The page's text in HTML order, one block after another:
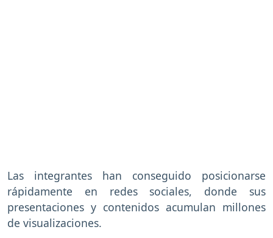
Las integrantes han conseguido posicionarse
rápidamente en redes sociales, donde sus
presentaciones y contenidos acumulan millones
de visualizaciones.